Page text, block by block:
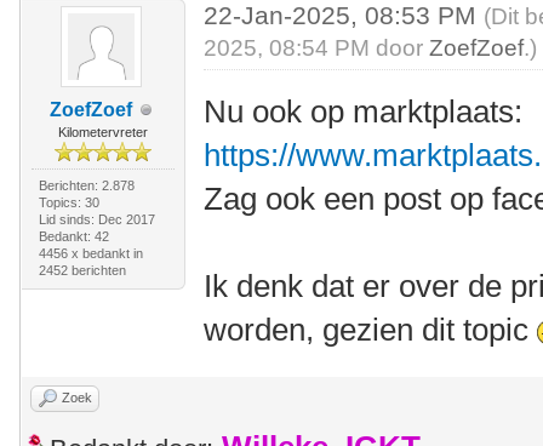
ZoefZoef
Kilometervreter
Berichten: 2.878
Topics: 30
Lid sinds: Dec 2017
Bedankt: 42
4456 x bedankt in
2452 berichten
22-Jan-2025, 08:53 PM (Dit
2025, 08:54 PM doorZoefZoef.)
Nu ook op marktplaats:
https://
Zag ook een post op
Ik denk dat er over de
worden, gezien dit topic
Zoek